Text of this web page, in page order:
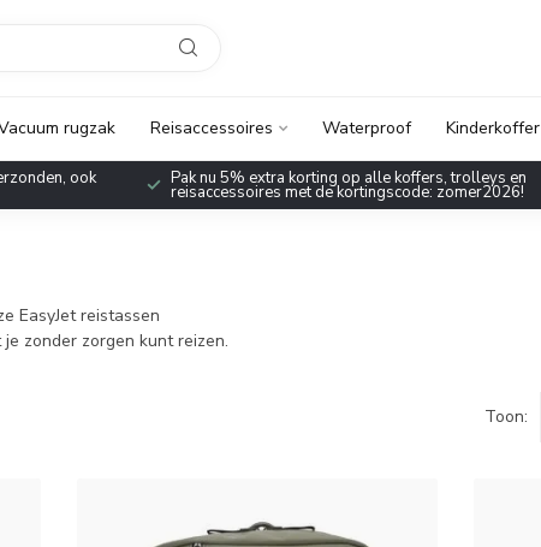
rugzak Reisaccessoires Waterproof Kinderkoffer
ook Pak nu 5% extra korting op alle koffers, trolleys en
reisaccessoires met de kortingscode: zomer2026!
EasyJet reistassen
zonder zorgen kunt reizen.
Toon: